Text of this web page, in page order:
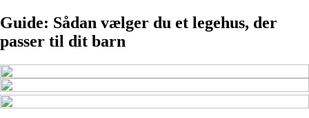
Guide: Sådan vælger du et legehus, der
passer til dit barn